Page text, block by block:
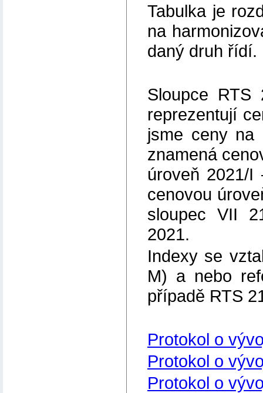
Tabulka je
na
daný druh řídí.
Sloupce
reprezentují
jsme ceny na
znamená
úroveň 2021/
cenovou
sloupec VII
2021.
Indexy se
M) a nebo
případě RTS
Protokol o
Protokol o
Protokol o